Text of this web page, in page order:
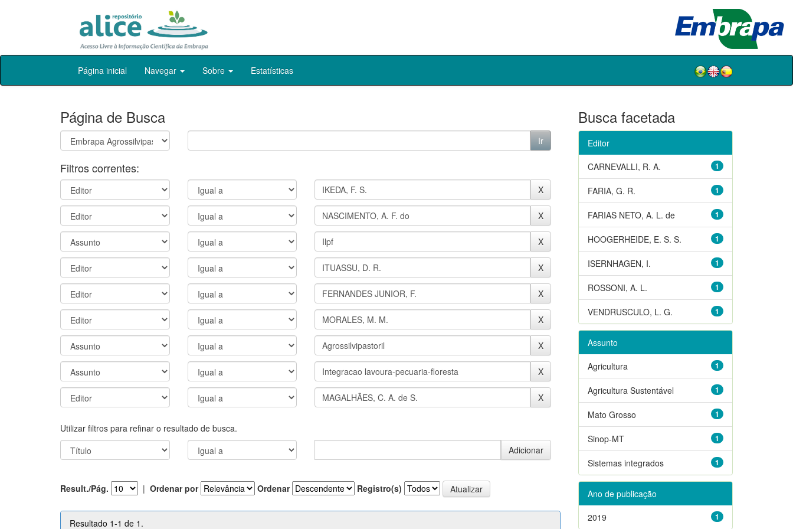
Skip
Página inicial Navegar Sobre Estatísticas
Página de Busca
Filtros correntes:
Utilizar filtros para refinar o resultado de busca.
Result./Pág. | Ordenar por Ordenar Registro(s)
Resultado 1-1 de 1.
Busca facetada
Editor
1
CARNEVALLI, R. A.
1
FARIA, G. R.
1
FARIAS NETO, A. L. de
1
HOOGERHEIDE, E. S. S.
1
ISERNHAGEN, I.
1
ROSSONI, A. L.
1
VENDRUSCULO, L. G.
Assunto
1
Agricultura
1
Agricultura Sustentável
1
Mato Grosso
1
Sinop-MT
1
Sistemas integrados
Ano de publicação
1
2019